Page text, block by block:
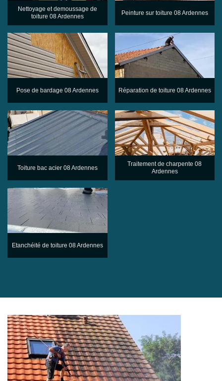
Nettoyage et demoussage de
toiture 08 Ardennes
Peinture sur toiture 08 Ardennes
Pose de bardage 08 Ardennes Réparation de toiture 08 Ardennes
Toiture bac acier 08 Ardennes
Traitement de charpente 08
Ardennes
Etanchéité de toiture 08 Ardennes